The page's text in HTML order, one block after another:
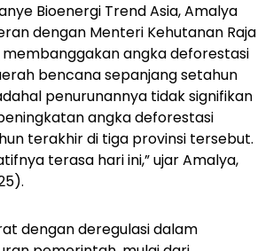
Bioenergi Trend Asia, Amalya
dengan Menteri Kehutanan Raja
membanggakan angka deforestasi
bencana sepanjang setahun
penurunannya tidak signifikan
angka deforestasi
terakhir di tiga provinsi tersebut.
terasa hari ini,” ujar Amalya,
dengan deregulasi dalam